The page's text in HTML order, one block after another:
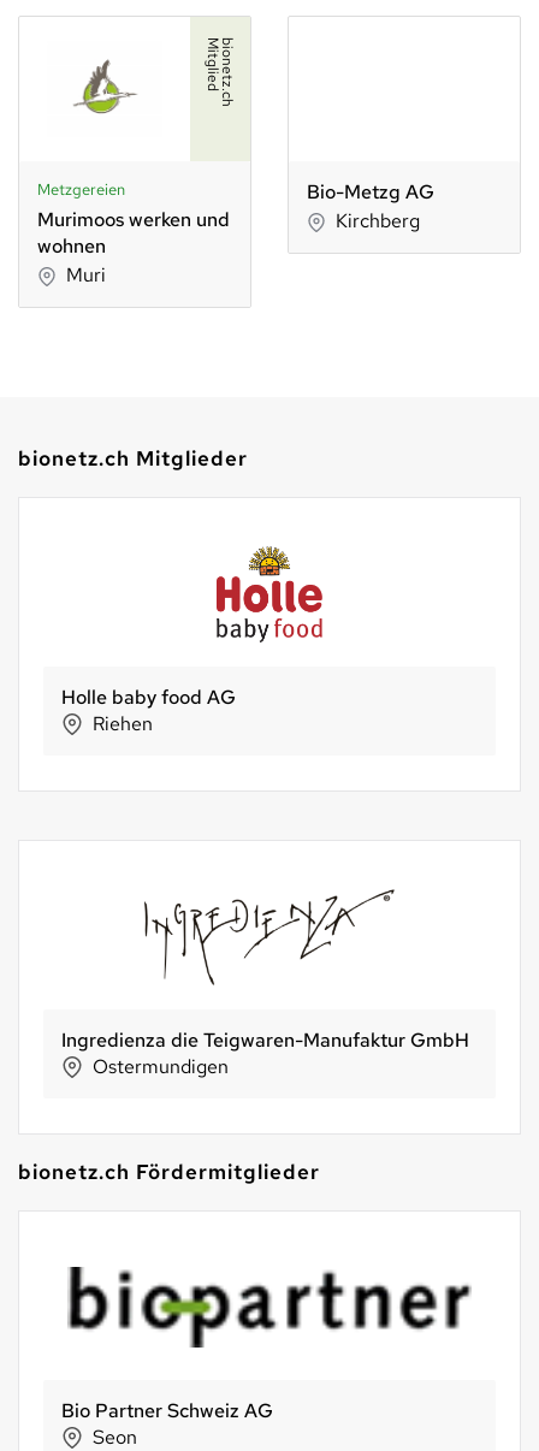
b
i
o
n
e
t
z
.
c
h
M
i
t
g
l
i
e
d
Metzgereien
Murimoos werken und
wohnen
Muri
Bio-Metzg AG
Kirchberg
bionetz.ch Mitglieder
SwissBioColostrum AG
die Teigwaren-Manufaktur GmbH
SPAR
bionetz.ch Fördermitglieder
Bio Partner Schweiz AG
Seon